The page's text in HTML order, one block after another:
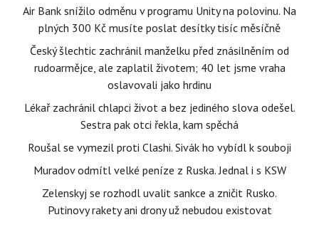
Air Bank snížilo odměnu v programu Unity na polovinu. Na
plných 300 Kč musíte poslat desítky tisíc měsíčně
Český šlechtic zachránil manželku před znásilněním od
rudoarmějce, ale zaplatil životem; 40 let jsme vraha
oslavovali jako hrdinu
Lékař zachránil chlapci život a bez jediného slova odešel.
Sestra pak otci řekla, kam spěchá
Roušal se vymezil proti Clashi. Sivák ho vybídl k souboji
Muradov odmítl velké peníze z Ruska. Jednal i s KSW
Zelenskyj se rozhodl uvalit sankce a zničit Rusko.
Putinovy rakety ani drony už nebudou existovat